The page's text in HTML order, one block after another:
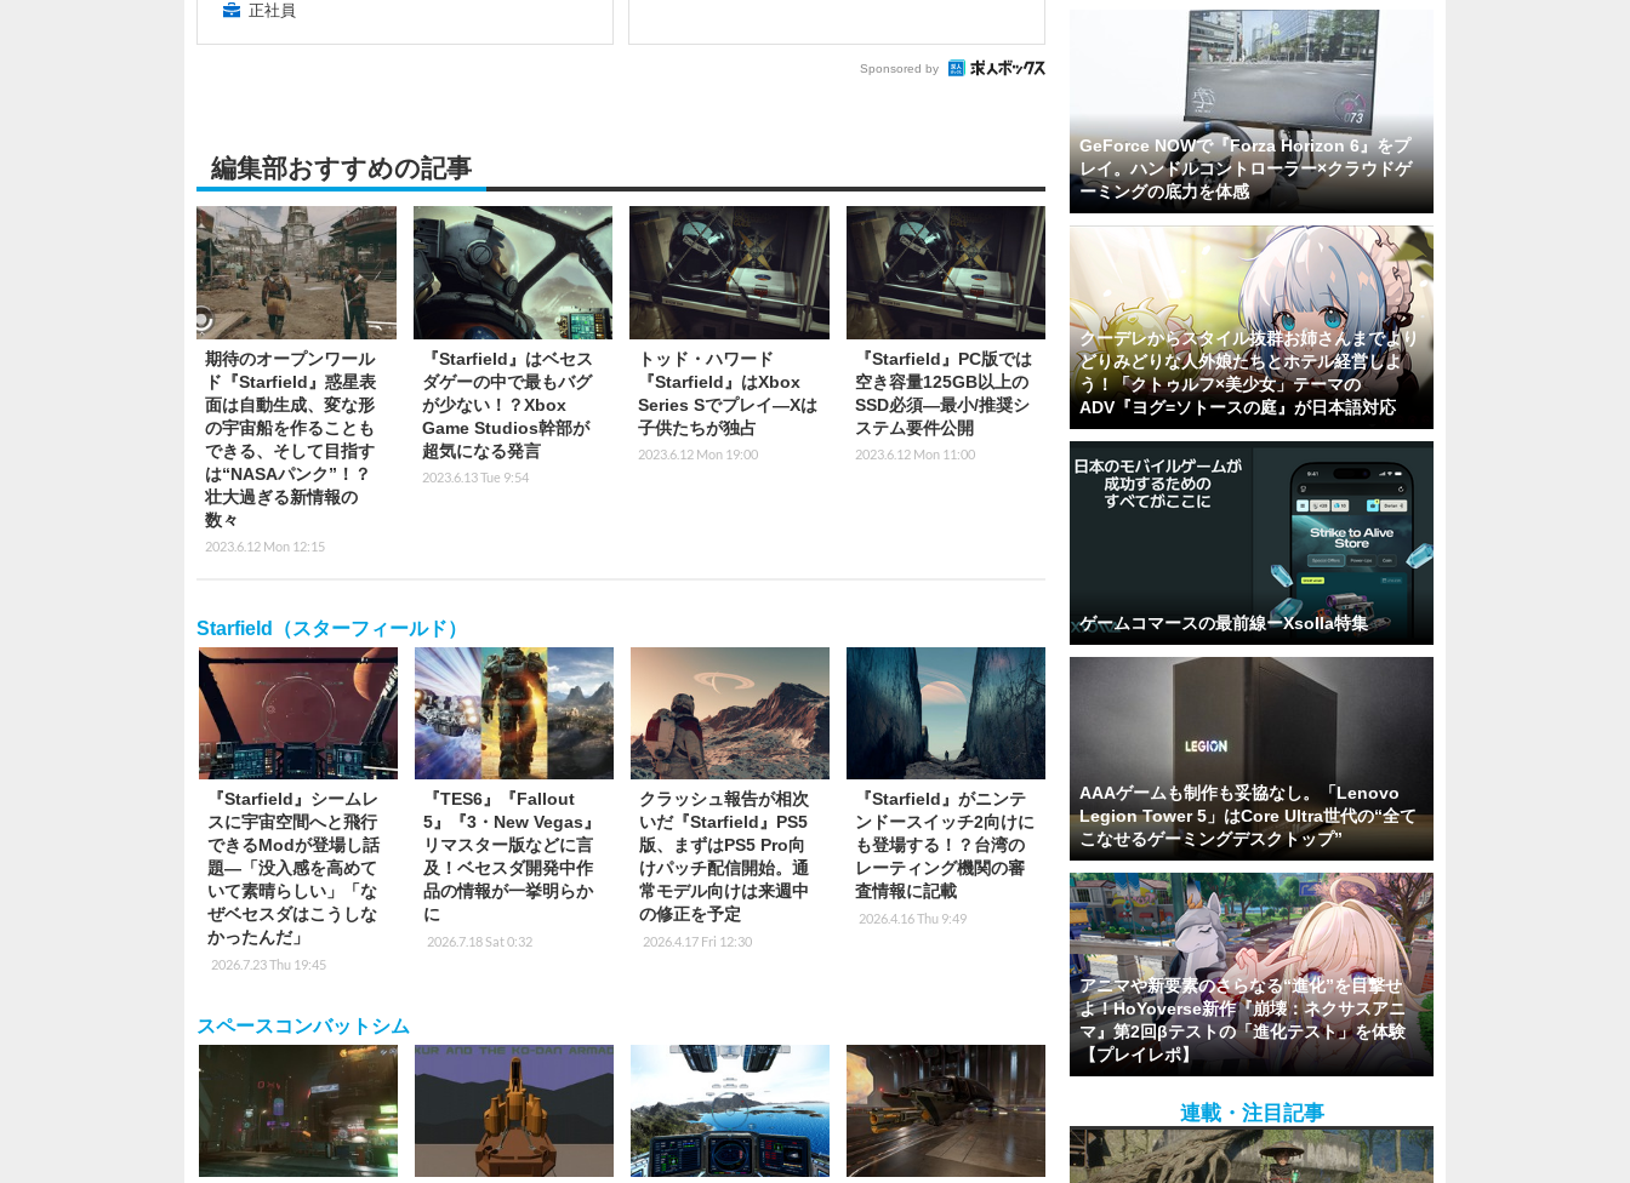
正社員
Sponsored by
編集部おすすめの記事
期待のオープンワール
ド『Starfield』惑星表
面は自動生成、変な形
の宇宙船を作ることも
できる、そして目指す
は“NASAパンク”！？
壮大過ぎる新情報の
数々
2023.6.12 Mon 12:15
『Starfield』はベセス
ダゲーの中で最もバグ
が少ない！？Xbox
Game Studios幹部が
超気になる発言
2023.6.13 Tue 9:54
トッド・ハワード
『Starfield』はXbox
Series Sでプレイ―Xは
子供たちが独占
2023.6.12 Mon 19:00
『Starfield』PC版では
空き容量125GB以上の
SSD必須―最小/推奨シ
ステム要件公開
2023.6.12 Mon 11:00
Starfield（スターフィールド）
『Starfield』シームレ
スに宇宙空間へと飛行
できるModが登場し話
題―「没入感を高めて
いて素晴らしい」「な
ぜベセスダはこうしな
かったんだ」
2026.7.23 Thu 19:45
『TES6』『Fallout
5』『3・New Vegas』
リマスター版などに言
及！ベセスダ開発中作
品の情報が一挙明らか
に
2026.7.18 Sat 0:32
クラッシュ報告が相次
いだ『Starfield』PS5
版、まずはPS5 Pro向
けパッチ配信開始。通
常モデル向けは来週中
の修正を予定
2026.4.17 Fri 12:30
『Starfield』がニンテ
ンドースイッチ2向けに
も登場する！？台湾の
レーティング機関の審
査情報に記載
2026.4.16 Thu 9:49
スペースコンバットシム
GeForce NOWで『Forza Horizon 6』をプ
レイ。ハンドルコントローラー×クラウドゲ
ーミングの底力を体感
クーデレからスタイル抜群お姉さんまでより
どりみどりな人外娘たちとホテル経営しよ
う！「クトゥルフ×美少女」テーマの
ADV『ヨグ=ソトースの庭』が日本語対応
ゲームコマースの最前線ーXsolla特集
AAAゲームも制作も妥協なし。「Lenovo
Legion Tower 5」はCore Ultra世代の“全て
こなせるゲーミングデスクトップ”
アニマや新要素のさらなる“進化”を目撃せ
よ！HoYoverse新作『崩壊：ネクサスアニ
マ』第2回βテストの「進化テスト」を体験
【プレイレポ】
連載・注目記事